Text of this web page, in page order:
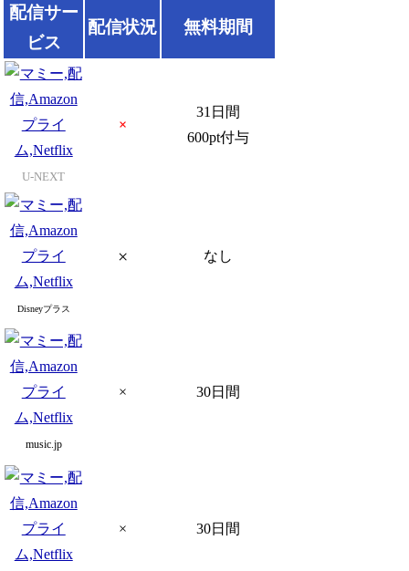
配信サー
ビス
配信状況 無料期間
U-NEXT
×
31日間
600pt付与
Disneyプラス
× なし
music.jp
× 30日間
× 30日間